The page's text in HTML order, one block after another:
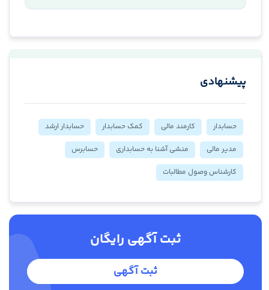
پیشنهادی
حسابدار کارمند مالی کمک حسابدار
حسابدار ارشد
مدیر مالی
منشی آشنا به حسابداری
حسابرس
کارشناس وصول مطالبات
ثبت آگهی رایگان
ثبت آگهی